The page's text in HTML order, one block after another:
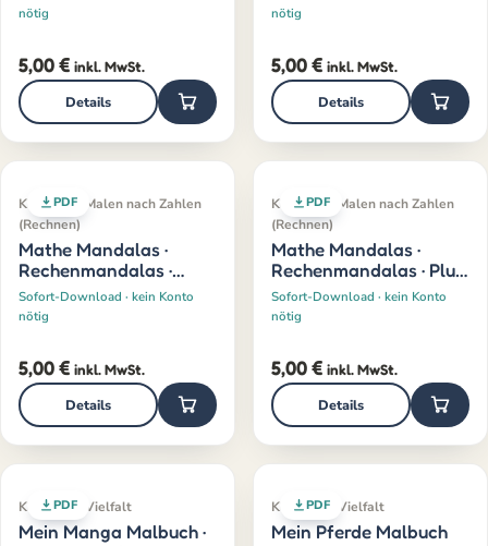
nötig
5,00€ inkl. MwSt.
Details
nötig
5,00€ inkl. MwSt.
Details
PDF
Klassiker · Malen nach Zahlen
(Rechnen)
Mathe Mandalas ·
Rechenmandalas ·
Minus · 1–10
Sofort-Download · kein Konto
nötig
5,00€ inkl. MwSt.
Details
PDF
Klassiker · Malen nach Zahlen
(Rechnen)
Mathe Mandalas ·
Rechenmandalas · Plus
· 1–10
Sofort-Download · kein Konto
nötig
5,00€ inkl. MwSt.
Details
PDF
Klassiker · Vielfalt
Mein Manga Malbuch ·
PDF
Klassiker · Vielfalt
Mein Pferde Malbuch